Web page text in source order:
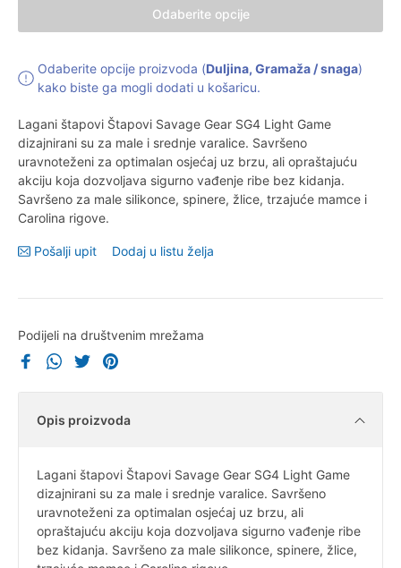
Odaberite opcije
Odaberite opcije proizvoda (Duljina, Gramaža / snaga)
kako biste ga mogli dodati u košaricu.
Lagani štapovi Štapovi Savage Gear SG4 Light Game
dizajnirani su za male i srednje varalice. Savršeno
uravnoteženi za optimalan osjećaj uz brzu, ali opraštajuću
akciju koja dozvoljava sigurno vađenje ribe bez kidanja.
Savršeno za male silikonce, spinere, žlice, trzajuće mamce i
Carolina rigove.
Pošalji upit Dodaj u listu želja
Podijeli na društvenim mrežama
Opis proizvoda
Lagani štapovi Štapovi Savage Gear SG4 Light Game
dizajnirani su za male i srednje varalice. Savršeno
uravnoteženi za optimalan osjećaj uz brzu, ali
opraštajuću akciju koja dozvoljava sigurno vađenje ribe
bez kidanja. Savršeno za male silikonce, spinere, žlice,